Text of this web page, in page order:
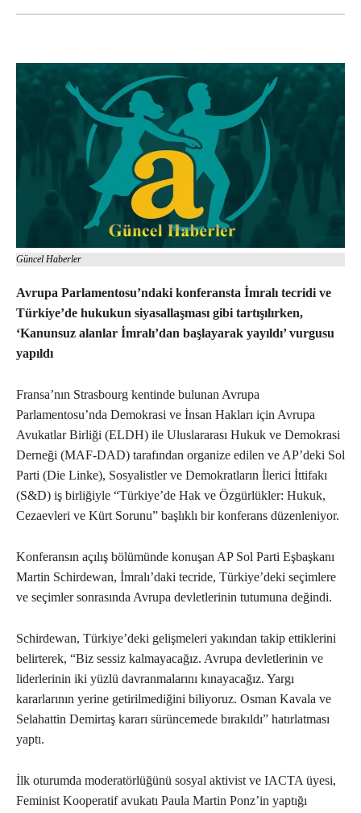
Güncel Haberler
Avrupa Parlamentosu’ndaki konferansta İmralı tecridi ve
Türkiye’de hukukun siyasallaşması gibi tartışılırken,
‘Kanunsuz alanlar İmralı’dan başlayarak yayıldı’ vurgusu
yapıldı
Fransa’nın Strasbourg kentinde bulunan Avrupa
Parlamentosu’nda Demokrasi ve İnsan Hakları için Avrupa
Avukatlar Birliği (ELDH) ile Uluslararası Hukuk ve Demokrasi
Derneği (MAF-DAD) tarafından organize edilen ve AP’deki Sol
Parti (Die Linke), Sosyalistler ve Demokratların İlerici İttifakı
(S&D) iş birliğiyle “Türkiye’de Hak ve Özgürlükler: Hukuk,
Cezaevleri ve Kürt Sorunu” başlıklı bir konferans düzenleniyor.
Konferansın açılış bölümünde konuşan AP Sol Parti Eşbaşkanı
Martin Schirdewan, İmralı’daki tecride, Türkiye’deki seçimlere
ve seçimler sonrasında Avrupa devletlerinin tutumuna değindi.
Schirdewan, Türkiye’deki gelişmeleri yakından takip ettiklerini
belirterek, “Biz sessiz kalmayacağız. Avrupa devletlerinin ve
liderlerinin iki yüzlü davranmalarını kınayacağız. Yargı
kararlarının yerine getirilmediğini biliyoruz. Osman Kavala ve
Selahattin Demirtaş kararı sürüncemede bırakıldı” hatırlatması
yaptı.
İlk oturumda moderatörlüğünü sosyal aktivist ve IACTA üyesi,
Feminist Kooperatif avukatı Paula Martin Ponz’in yaptığı